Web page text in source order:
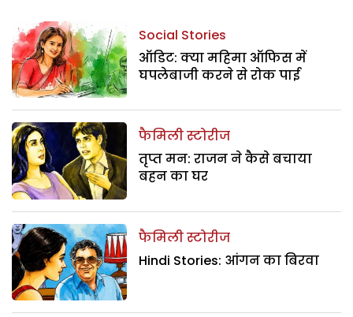
Social Stories
ऑडिट: क्या महिमा ऑफिस में
घपलेबाजी करने से रोक पाई
फैमिली स्टोरीज
तृप्त मन: राजन ने कैसे बचाया
बहन का घर
फैमिली स्टोरीज
Hindi Stories: आंगन का बिरवा